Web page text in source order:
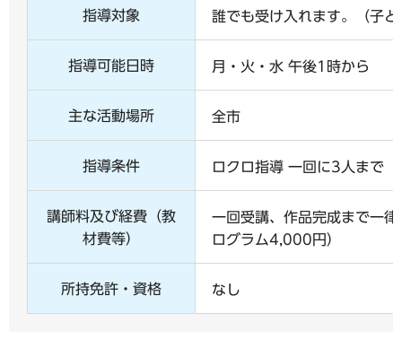
指導対象 誰でも受け入れます。（子
指導可能日時 月・火・水 午後1時から
主な活動場所 全市
指導条件 ロクロ指導 一回に3人まで
講師料及び経費（教
材費等）
一回受講、作品完成まで一
ログラム4,000円）
所持免許・資格 なし